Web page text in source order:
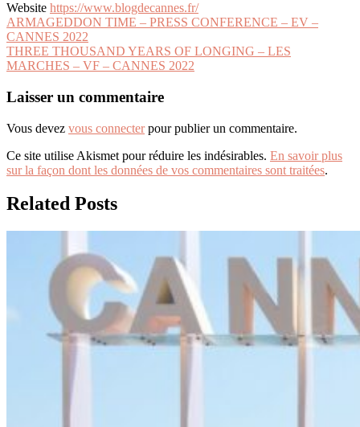
Website https://www.blogdecannes.fr/
Navigation
de
l’article
ARMAGEDDON TIME – PRESS CONFERENCE – EV –
CANNES 2022
THREE THOUSAND YEARS OF LONGING – LES
MARCHES – VF – CANNES 2022
Laisser un commentaire
Vous devez vous connecterpour publier un commentaire.
Ce site utilise Akismet pour réduire les indésirables. En savoir plus
sur la façon dont les données de vos commentaires sont traitées.
Related Posts